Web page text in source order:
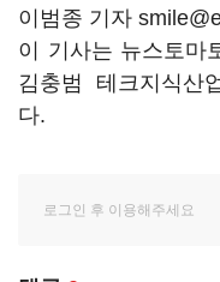
이범종 기자
이 기사는 뉴스토마
김충범 테크지식산
다.